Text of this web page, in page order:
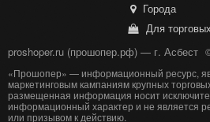
Города
Для
proshoper.ru (прошопер.рф) — г. Асбест
«Прошопер» — информационный ресурс,
маркетинговым кампаниям крупных
размещенная информация носит
информационный характер и не является
или призывом к действию.